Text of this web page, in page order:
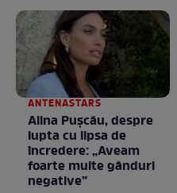
ANTENASTARS
Alina Pușcău, despre
lupta cu lipsa de
încredere: „Aveam
foarte multe gânduri
negative”